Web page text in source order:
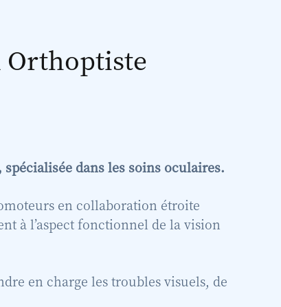
Orthoptiste
dans les soins oculaires.
en collaboration étroite
à l’aspect fonctionnel de la vision
en charge les troubles visuels, de